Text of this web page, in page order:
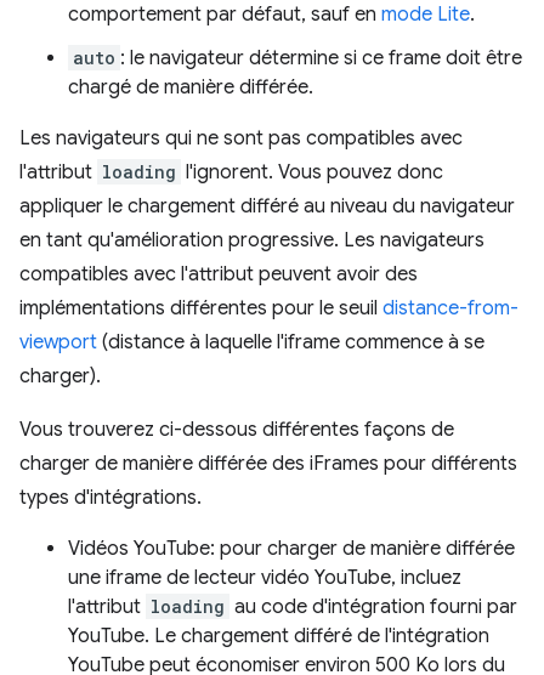
comportement par défaut, sauf en mode Lite.
auto : le navigateur détermine si ce frame doit être
chargé de manière différée.
Les navigateurs qui ne sont pas compatibles avec
l'attribut loading l'ignorent. Vous pouvez donc
appliquer le chargement différé au niveau du navigateur
en tant qu'amélioration progressive. Les navigateurs
compatibles avec l'attribut peuvent avoir des
implémentations différentes pour le seuil distance-from-
viewport (distance à laquelle l'iframe commence à se
charger).
Vous trouverez ci-dessous différentes façons de
charger de manière différée des iFrames pour différents
types d'intégrations.
Vidéos YouTube: pour charger de manière différée
une iframe de lecteur vidéo YouTube, incluez
l'attribut loading au code d'intégration fourni par
YouTube. Le chargement différé de l'intégration
YouTube peut économiser environ 500 Ko lors du